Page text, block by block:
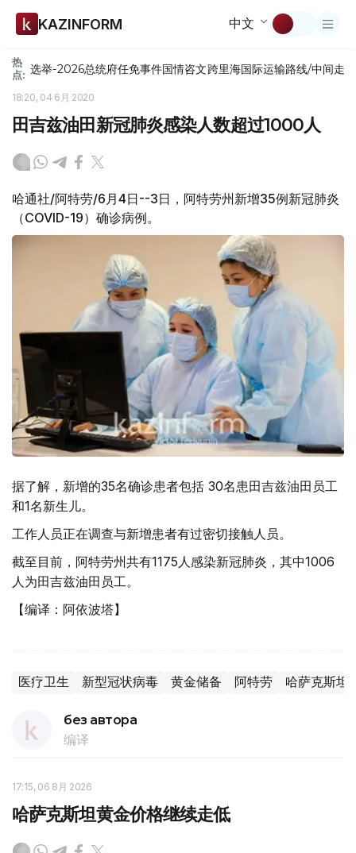
KAZINFORM 中文
热
点: 选举-2026总统府任免事件国情咨文跨里海国际运输路线/中间走廊
18:20, 04 6月 2020
田吉兹油田新冠肺炎感染人数超过1000人
哈通社/阿特劳/6月4日--3日，阿特劳州新增35例新冠肺炎
（COVID-19）确诊病例。
据了解，新增的35名确诊患者包括 30名患田吉兹油田员工
和1名新生儿。
工作人员正在调查与新增患者有过密切接触人员。
截至目前，阿特劳州共有1175人感染新冠肺炎，其中1006
人为田吉兹油田员工。
【编译：阿依波塔】
医疗卫生 新型冠状病毒 黄金储备 阿特劳 哈萨克斯坦
без автора
编译
17:15, 06 8月 2026
哈萨克斯坦黄金价格继续走低